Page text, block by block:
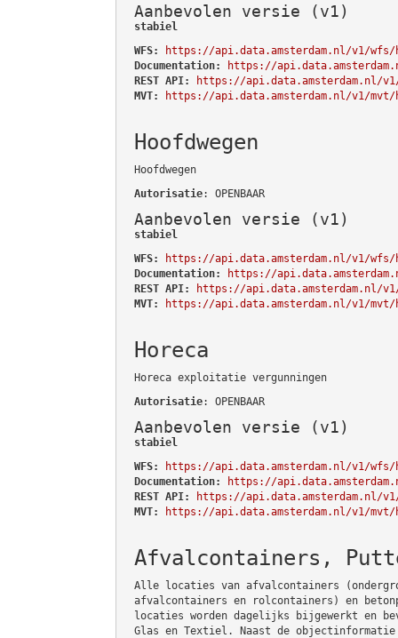
Aanbevolen versie (v1)
stabiel
WFS:
https://api.data.amsterdam.nl/v1/wfs/
Documentation:
https://
REST API:
https://api.data.amsterdam.nl/
MVT:
https://api.data.amsterdam.nl/v1/mvt/
Hoofdwegen
Hoofdwegen
Autorisatie: OPENBAAR
Aanbevolen versie (v1)
stabiel
WFS:
https://api.data.amsterdam.nl/v1/wfs/
Documentation:
https://
REST API:
https://api.data.amsterdam.nl/
MVT:
https://api.data.amsterdam.nl/v1/mvt/
Horeca
Horeca exploitatie vergunningen
Autorisatie: OPENBAAR
Aanbevolen versie (v1)
stabiel
WFS:
https://api.data.amsterdam.nl/v1/wfs/
Documentation:
https://
REST API:
https://api.data.amsterdam.nl/
MVT:
https://api.data.amsterdam.nl/v1/mvt/
Afvalcontainers,
Alle locaties van afvalcontainers
afvalcontainers en rolcontainers) en
locaties worden dagelijks bijgewerkt en
Glas en Textiel. Naast de objectinformatie